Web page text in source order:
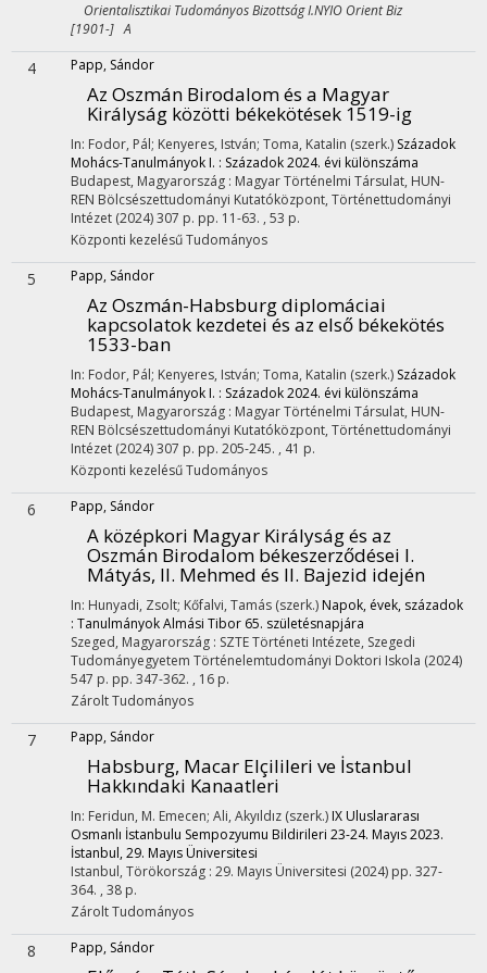
Orientalisztikai Tudományos Bizottság I.NYIO Orient Biz
[1901-] A
4 Papp, Sándor
Az Oszmán Birodalom és a Magyar
Királyság közötti békekötések 1519-ig
In: Fodor, Pál; Kenyeres, István; Toma, Katalin (szerk.) Századok
Mohács-Tanulmányok I. : Századok 2024. évi különszáma
Budapest, Magyarország : Magyar Történelmi Társulat, HUN-
REN Bölcsészettudományi Kutatóközpont, Történettudományi
Intézet (2024)307 p. pp. 11-63. , 53 p.
Központi kezelésűTudományos
5 Papp, Sándor
Az Oszmán-Habsburg diplomáciai
kapcsolatok kezdetei és az első békekötés
1533-ban
In: Fodor, Pál; Kenyeres, István; Toma, Katalin (szerk.) Századok
Mohács-Tanulmányok I. : Századok 2024. évi különszáma
Budapest, Magyarország : Magyar Történelmi Társulat, HUN-
REN Bölcsészettudományi Kutatóközpont, Történettudományi
Intézet (2024)307 p. pp. 205-245. , 41 p.
Központi kezelésűTudományos
6 Papp, Sándor
A középkori Magyar Királyság és az
Oszmán Birodalom békeszerződései I.
Mátyás, II. Mehmed és II. Bajezid idején
In: Hunyadi, Zsolt; Kőfalvi, Tamás (szerk.) Napok, évek, századok
: Tanulmányok Almási Tibor 65. születésnapjára
Szeged, Magyarország : SZTE Történeti Intézete, Szegedi
Tudományegyetem Történelemtudományi Doktori Iskola (2024)
547 p. pp. 347-362. , 16 p.
ZároltTudományos
7 Papp, Sándor
Habsburg, Macar Elçilileri ve İstanbul
Hakkındaki Kanaatleri
In: Feridun, M. Emecen; Ali, Akyıldız (szerk.) IX Uluslararası
Osmanlı İstanbulu Sempozyumu Bildirileri 23-24. Mayıs 2023.
İstanbul, 29. Mayıs Üniversitesi
Istanbul, Törökország : 29. Mayıs Üniversitesi (2024) pp. 327-
364. , 38 p.
ZároltTudományos
8 Papp, Sándor